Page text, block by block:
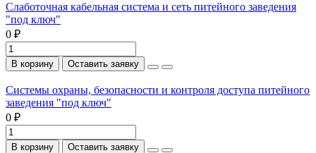
Слаботочная кабельная система и сеть питейного заведения
"под ключ"
0 ₽
В корзину Оставить заявку
Системы охраны, безопасности и контроля доступа питейного
заведения "под ключ"
0 ₽
В корзину Оставить заявку